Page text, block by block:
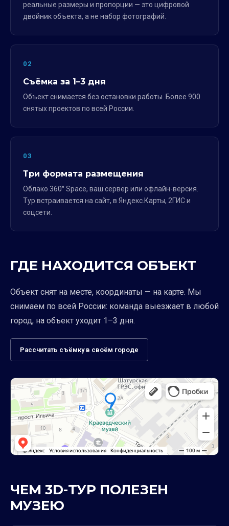
реальные размеры и пропорции — это цифровой
двойник объекта, а не набор фотографий.
02
Съёмка за 1–3 дня
Объект снимается без остановки работы. Более 900
снятых проектов по всей России.
03
Три формата размещения
Облако 360° Space, ваш сервер или офлайн-версия.
Тур встраивается на сайт, в Яндекс.Карты, 2ГИС и
соцсети.
ГДЕ НАХОДИТСЯ ОБЪЕКТ
Объект снят на месте, координаты — на карте. Мы
снимаем по всей России: команда выезжает в любой
город, на объект уходит 1–3 дня.
Рассчитать съёмку в своём городе
ЧЕМ 3D-ТУР ПОЛЕЗЕН
МУЗЕЮ